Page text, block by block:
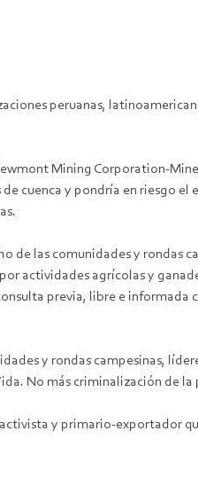
peruanas,
Mining Corporation-
cuenca y pondría en riesgo el
de las comunidades y rondas
actividades agrícolas y
previa, libre e informada
y rondas campesinas,
No más criminalización de la
y primario-exportador